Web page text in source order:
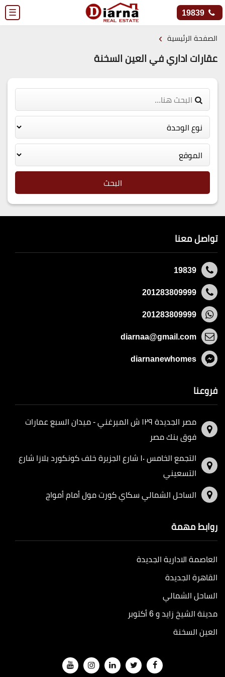
☰ 19839
الصفحة الرئيسية ›
عقارات اداري في العين السخنة
البحث
تواصل معنا
19839
201283809999
201283809999
diarnaa@gmail.com
diarnanewhomes
فروعنا
مصر الجديدة ١٢٩ ش الميرغني - ميدان السبع عمارات
فوق بنك مصر
التجمع الخامس ١٠ شارع الجزيرة خلف كونكورد بلازا شارع
التسعيني
الساحل الشمالي سكاي كورت مول أمام أمواج
روابط مهمة
العاصمة الادارية الجديدة
القاهرة الجديدة
الساحل الشمالي
مدينة الشيخ زايد و 6 أكتوبر
العين السخنة